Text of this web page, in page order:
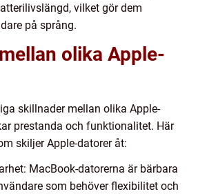
vilket gör dem
på språng.
olika Apple-
skillnader mellan olika Apple-
prestanda och funktionalitet. Här
skiljer Apple-datorer åt:
MacBook-datorerna är bärbara
som behöver flexibilitet och